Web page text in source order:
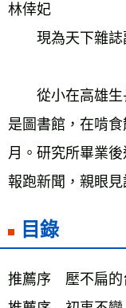
林倖妃
現為天下雜誌
從小在高雄生
是圖書館，在啃
月。研究所畢業
報跑新聞，親眼
目錄
推薦序　壓不扁的